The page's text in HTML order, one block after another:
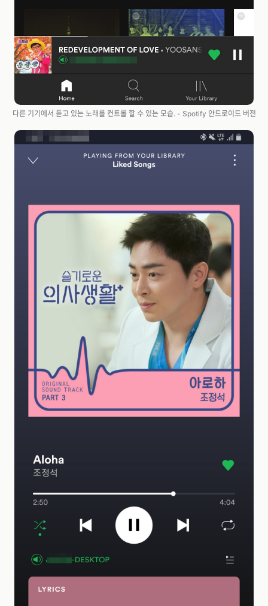
다른 기기에서 듣고 있는 노래를 컨트롤 할 수 있는 모습. - Spotify 안드로이드 버전